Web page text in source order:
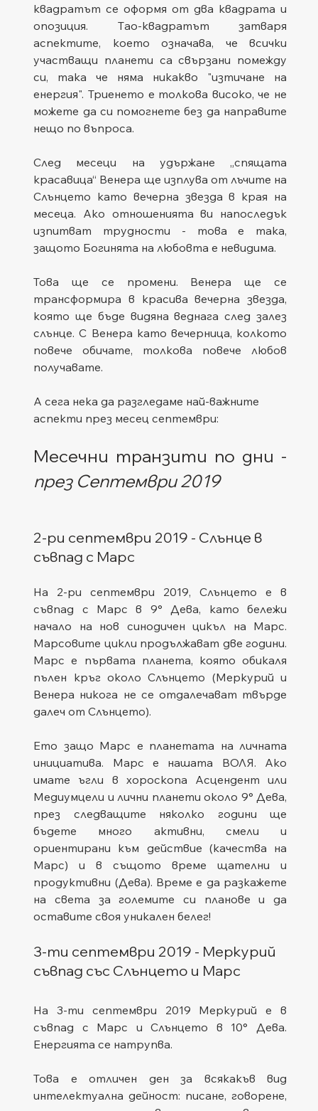
квадратът се оформя от два квадрата и
опозиция. Tао-квадратът затваря
аспектите, което означава, че всички
участващи планети са свързани помежду
си, така че няма никакво "изтичане на
енергия". Триенето е толкова високо, че не
можете да си помогнете без да направите
нещо по въпроса.
След месеци на удържане „спящата
красавица“ Венера ще изплува от лъчите на
Слънцето като вечерна звезда в края на
месеца. Ако отношенията ви напоследък
изпитват трудности - това е така,
защото Богинята на любовта е невидима.
Това ще се промени. Венера ще се
трансформира в красива вечерна звезда,
която ще бъде видяна веднага след залез
слънце. С Венера като вечерница, колкото
повече обичате, толкова повече любов
получавате.
А сега нека да разгледаме най-важните
аспекти през месец септември:
през Септември 2019
2-ри септември 2019 - Слънце в
съвпад с Марс
На 2-ри септември 2019, Слънцето е в
съвпад с Марс в 9° Дева, като бележи
начало на нов синодичен цикъл на Марс.
Марсовите цикли продължават две години.
Марс е първата планета, която обикаля
пълен кръг около Слънцето (Меркурий и
Венера никога не се отдалечават твърде
далеч от Слънцето).
Ето защо Марс е планетата на личната
инициатива. Марс е нашата ВОЛЯ. Ако
имате ъгли в хороскопа Асцендент или
Медиумцели и лични планети около 9° Дева,
през следващите няколко години ще
бъдете много активни, смели и
ориентирани към действие (качества на
Марс) и в същото време щателни и
продуктивни (Дева). Време е да разкажете
на света за големите си планове и да
оставите своя уникален белег!
3-ти септември 2019 - Меркурий
съвпад със Слънцето и Марс
На 3-ти септември 2019 Меркурий е в
съвпад с Марс и Слънцето в 10° Дева.
Енергията се натрупва.
Това е отличен ден за всякакъв вид
интелектуална дейност: писане, говорене,